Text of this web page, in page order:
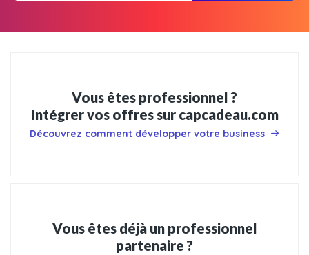
Vous êtes professionnel ?
Intégrer vos offres sur capcadeau.com
Découvrez comment développer votre business
Vous êtes déjà un professionnel
partenaire ?